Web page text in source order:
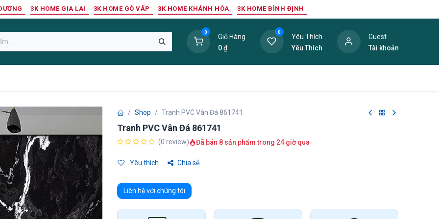
3K HOME GIA LAI 3K HOME GÒ VẤP 3K HOME KHÁNH HÒA 3K HOME BÌNH ĐỊNH
0
Giỏ Hàng
0₫
0
Yêu Thích
Yêu Thích
Guest
Tài khoản
Shop Tranh PVC Vân Đá 861741
Tranh PVC Vân Đá 861741
(0 review) Đã bán 8 sản phẩm trong 24 giờ qua
Yêu thích Chia sẻ
Liên hệ với chúng tôi